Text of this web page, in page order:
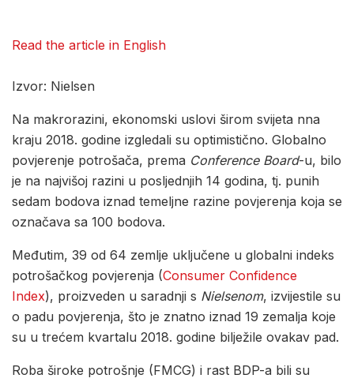
Read the article in English
Izvor: Nielsen
Na makrorazini, ekonomski uslovi širom svijeta nna
kraju 2018. godine izgledali su optimistično. Globalno
povjerenje potrošača, prema Conference Board-u, bilo
je na najvišoj razini u posljednjih 14 godina, tj. punih
sedam bodova iznad temeljne razine povjerenja koja se
označava sa 100 bodova.
Međutim, 39 od 64 zemlje uključene u globalni indeks
potrošačkog povjerenja (Consumer Confidence
Index), proizveden u saradnji s Nielsenom, izvijestile su
o padu povjerenja, što je znatno iznad 19 zemalja koje
su u trećem kvartalu 2018. godine bilježile ovakav pad.
Roba široke potrošnje (FMCG) i rast BDP-a bili su